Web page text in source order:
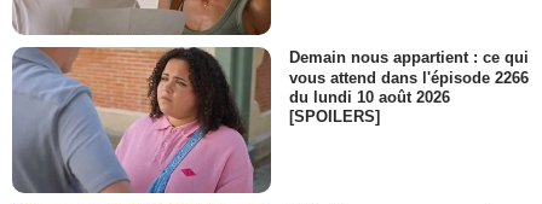
Demain nous appartient : ce qui
vous attend dans l'épisode 2266
du lundi 10 août 2026
[SPOILERS]